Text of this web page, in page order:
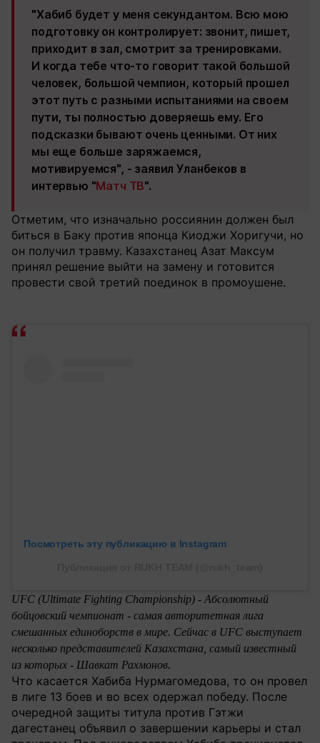
"Хабиб будет у меня секундантом. Всю мою
подготовку он контролирует: звонит, пишет,
приходит в зал, смотрит за тренировками.
И когда тебе что‑то говорит такой большой
человек, большой чемпион, который прошел
этот путь с разными испытаниями на своем
пути, ты полностью доверяешь ему. Его
подсказки бывают очень ценными. От них
мы еще больше заряжаемся,
мотивируемся", - заявил Уланбеков в
интервью "Матч ТВ".
Отметим, что изначально россиянин должен был
биться в Баку против японца Киоджи Хоригучи, но
он получил травму. Казахстанец Азат Максум
принял решение выйти на замену и готовится
провести свой третий поединок в промоушене.
Посмотреть эту публикацию в Instagram
UFC (Ultimate Fighting Championship) - Абсолютный
бойцовский чемпионат - самая авторитетная лига
смешанных единоборств в мире. Сейчас в UFC выступает
несколько представителей Казахстана, самый известный
из которых - Шавкат Рахмонов.
Что касается Хабиба Нурмагомедова, то он провел
в лиге 13 боев и во всех одержал победу. После
очередной защиты титула против Гэтжи
дагестанец объявил о завершении карьеры и стал